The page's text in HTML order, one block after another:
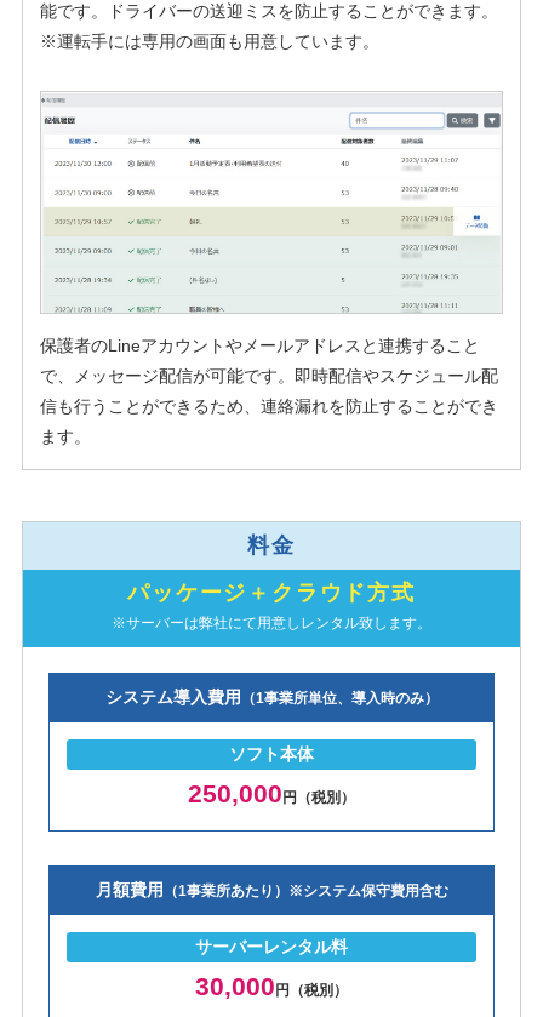
能です。ドライバーの送迎ミスを防止することができます。
※運転手には専用の画面も用意しています。
保護者のLineアカウントやメールアドレスと連携すること
で、メッセージ配信が可能です。即時配信やスケジュール配
信も行うことができるため、連絡漏れを防止することができ
ます。
料金
パッケージ＋クラウド方式
※サーバーは弊社にて用意しレンタル致します。
システム導入費用 （1事業所単位、導入時のみ）
ソフト本体
250,000 円（税別）
月額費用 （1事業所あたり）※システム保守費用含む
サーバーレンタル料
30,000 円（税別）